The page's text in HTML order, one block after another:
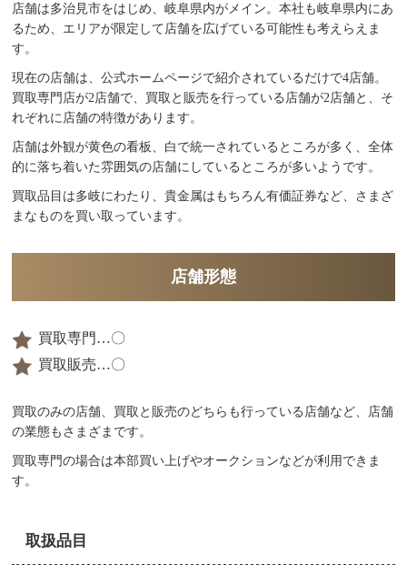
店舗は多治見市をはじめ、岐阜県内がメイン。本社も岐阜県内にあ
るため、エリアが限定して店舗を広げている可能性も考えらえま
す。
現在の店舗は、公式ホームページで紹介されているだけで4店舗。
買取専門店が2店舗で、買取と販売を行っている店舗が2店舗と、そ
れぞれに店舗の特徴があります。
店舗は外観が黄色の看板、白で統一されているところが多く、全体
的に落ち着いた雰囲気の店舗にしているところが多いようです。
買取品目は多岐にわたり、貴金属はもちろん有価証券など、さまざ
まなものを買い取っています。
店舗形態
買取専門…〇
買取販売…〇
買取のみの店舗、買取と販売のどちらも行っている店舗など、店舗
の業態もさまざまです。
買取専門の場合は本部買い上げやオークションなどが利用できま
す。
取扱品目